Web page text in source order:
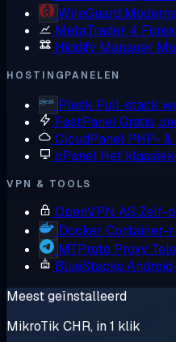
WireGuard
MetaTrader 4
Hiddify Manager
HOSTINGPANELEN
Plesk Full-stack
FastPanelGratis,
CloudPanel PHP-
cPanel Het
VPN & TOOLS
OpenVPN AS Zelf-
Docker Container-
MTProto Proxy
BlueStacks
Meest geïnstalleerd
MikroTik CHR, in 1 klik